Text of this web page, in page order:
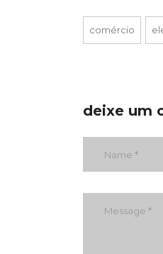
comércio
deixe um